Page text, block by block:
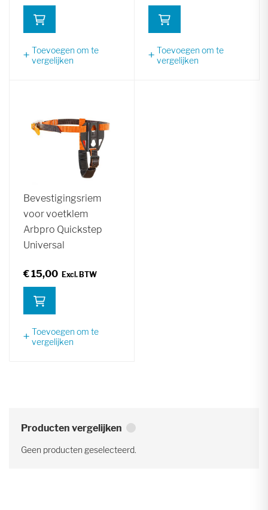
Toevoegen om te
vergelijken
Toevoegen om te
vergelijken
Bevestigingsriem
voor voetklem
Arbpro Quickstep
Universal
€ 15,00
Toevoegen om te
vergelijken
Producten vergelijken
Geen producten geselecteerd.